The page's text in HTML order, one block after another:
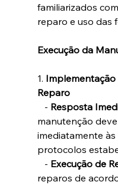
familiarizados
reparo e uso das
Execução da
1.
Reparo
- Resposta
manutenção
imediatamente
protocolos
- Execução de
reparos de